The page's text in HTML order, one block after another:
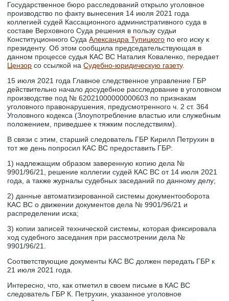
Государственное бюро расследований открыло уголовное
производство по факту вынесения 14 июля 2021 года
коллегией судей Кассационного административного суда в
составе Верховного Суда решения в пользу судьи
Конституционного СудаАлександра Тупицкого по его иску к
президенту. Об этом сообщила председательствующая в
данном процессе судья КАС ВС Наталия Коваленко, передает
Цензор со ссылкой наСудебно-юридическую газету.
15 июля 2021 года Главное следственное управление ГБР
действительно начало досудебное расследование в уголовном
производстве под № 62021000000000603 по признакам
уголовного правонарушения, предусмотренного ч. 2 ст. 364
Уголовного кодекса (Злоупотребление властью или служебным
положением, приведшее к тяжким последствиям).
В связи с этим, старший следователь ГБР Кирилл Петрухин в
тот же день попросил КАС ВС предоставить ГБР:
1) надлежащим образом заверенную копию дела №
9901/96/21, решение коллегии судей КАС ВС от 14 июля 2021
года, а также журналы судебных заседаний по данному делу;
2) данные автоматизированной системы документооборота
КАС ВС о движении документов дела № 9901/96/21 и
распределении иска;
3) копии записей технической системы, которая фиксировала
ход судебного заседания при рассмотрении дела №
9901/96/21.
Соответствующие документы КАС ВС должен передать ГБР к
21 июля 2021 года.
Интересно, что, как отметил в своем письме в КАС ВС
следователь ГБР К. Петрухин, указанное уголовное